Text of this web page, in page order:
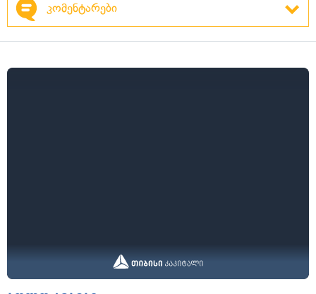
კომენტარები